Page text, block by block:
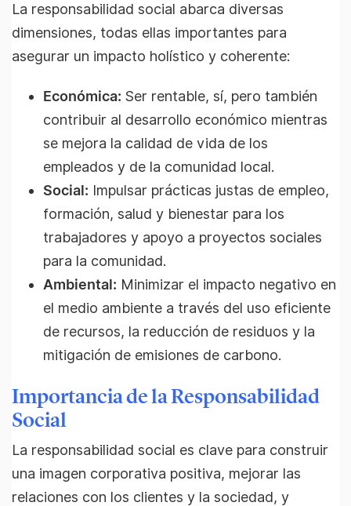
La responsabilidad social abarca diversas
dimensiones, todas ellas importantes para
asegurar un impacto holístico y coherente:
Económica: Ser rentable, sí, pero también
contribuir al desarrollo económico mientras
se mejora la calidad de vida de los
empleados y de la comunidad local.
Social: Impulsar prácticas justas de empleo,
formación, salud y bienestar para los
trabajadores y apoyo a proyectos sociales
para la comunidad.
Ambiental: Minimizar el impacto negativo en
el medio ambiente a través del uso eficiente
de recursos, la reducción de residuos y la
mitigación de emisiones de carbono.
Importancia de la Responsabilidad
Social
La responsabilidad social es clave para construir
una imagen corporativa positiva, mejorar las
relaciones con los clientes y la sociedad, y